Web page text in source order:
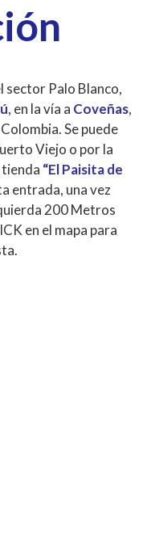
sector Palo Blanco,
, en la vía a Coveñas,
Se puede
Viejo o por la
“El Paisita de
entrada, una vez
200 Metros
en el mapa para